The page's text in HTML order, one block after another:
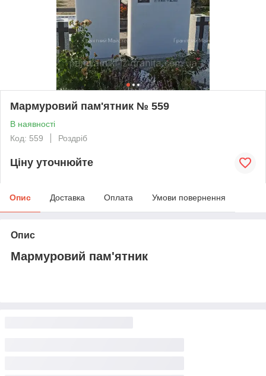
Мармуровий пам'ятник № 559
В наявності
Код: 559
Роздріб
Ціну уточнюйте
Опис Доставка Оплата Умови повернення
Опис
Мармуровий пам'ятник